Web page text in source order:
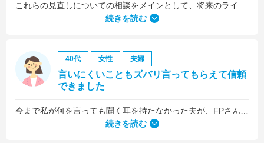
続きを読む
40代 女性 夫婦
言いにくいこともズバリ言ってもらえて信頼
できました
今まで私が何を言っても聞く耳を持たなかった夫が、 FPさんの提案はプロの意見として素直に聞き入れてくれました
続きを読む